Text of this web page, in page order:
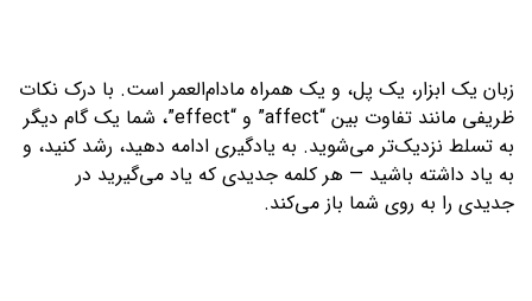
زبان یک ابزار، یک پل، و یک همراه مادام‌العمر است. با درک نکات
ظریفی مانند تفاوت بین “affect” و “effect”، شما یک گام دیگر
به تسلط نزدیک‌تر می‌شوید. به یادگیری ادامه دهید، رشد کنید، و
به یاد داشته باشید — هر کلمه جدیدی که یاد می‌گیرید در
جدیدی را به روی شما باز می‌کند.